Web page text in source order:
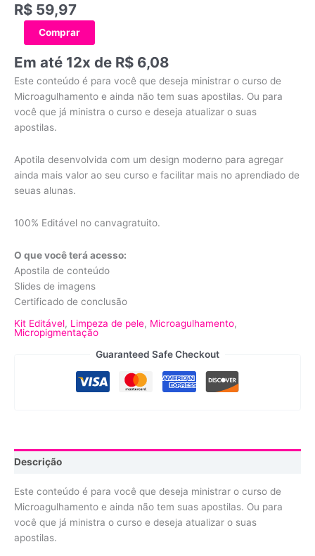
R$ 59,97
Comprar
Em até 12x de R$ 6,08
Este conteúdo é para você que deseja ministrar o curso de
Microagulhamento e ainda não tem suas apostilas. Ou para
você que já ministra o curso e deseja atualizar o suas
apostilas.
Apotila desenvolvida com um design moderno para agregar
ainda mais valor ao seu curso e facilitar mais no aprendiado de
seuas alunas.
100% Editável no canvagratuito.
O que você terá acesso:
Apostila de conteúdo
Slides de imagens
Certificado de conclusão
Kit Editável, Limpeza de pele, Microagulhamento,
Micropigmentação
Guaranteed Safe Checkout
Descrição
Este conteúdo é para você que deseja ministrar o curso de
Microagulhamento e ainda não tem suas apostilas. Ou para
você que já ministra o curso e deseja atualizar o suas
apostilas.